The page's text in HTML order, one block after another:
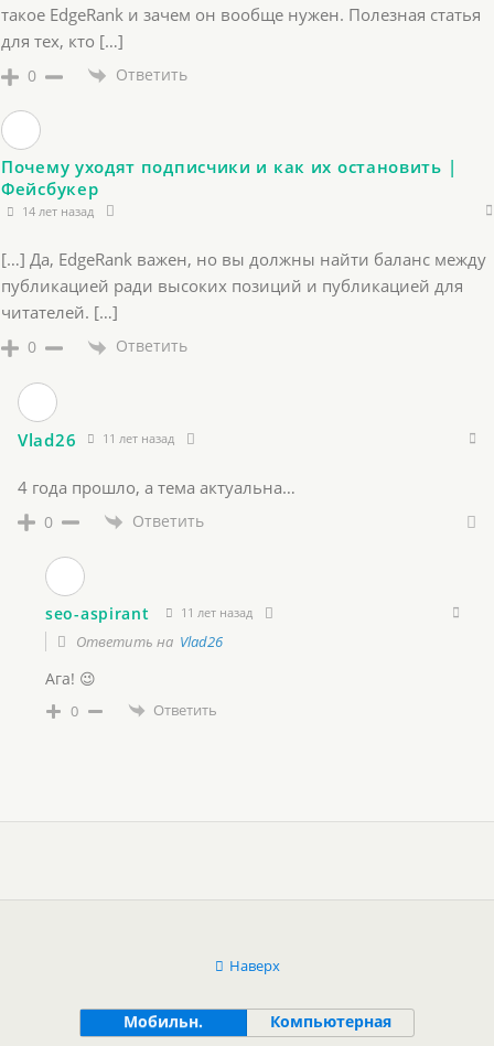
такое EdgeRank и зачем он вообще нужен. Полезная статья
для тех, кто […]
0 Ответить
Почему уходят подписчики и как их остановить |
Фейсбукер
14 лет назад
[…] Да, EdgeRank важен, но вы должны найти баланс между
публикацией ради высоких позиций и публикацией для
читателей. […]
0 Ответить
Vlad26 11 лет назад
4 года прошло, а тема актуальна…
0 Ответить
seo-aspirant 11 лет назад
Ответить на Vlad26
Ага! 😉
0 Ответить
Наверх
Мобильн. Компьютерная